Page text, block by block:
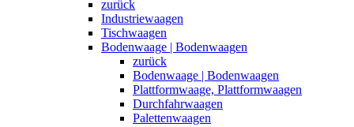
zurück
Industriewaagen
Tischwaagen
Bodenwaage | Bodenwaagen
zurück
Bodenwaage | Bodenwaagen
Plattformwaage, Plattformwaagen
Durchfahrwaagen
Palettenwaagen